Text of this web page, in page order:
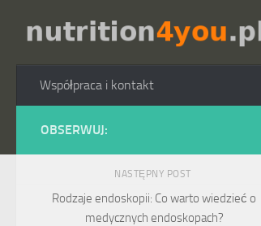
Przejdź do treści
Współpraca i kontakt
OBSERWUJ:
NASTĘPNY POST
Rodzaje endoskopii: Co warto wiedzieć o
medycznych endoskopach?